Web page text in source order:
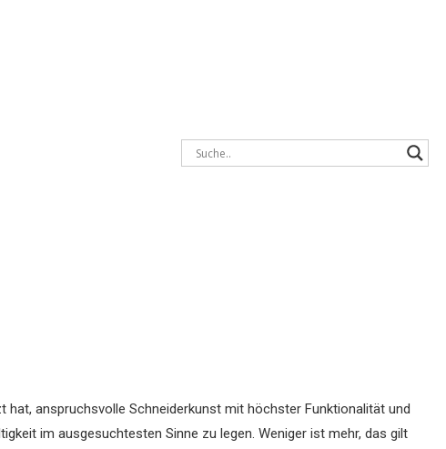
hat, anspruchsvolle Schneiderkunst mit höchster Funktionalität und
im ausgesuchtesten Sinne zu legen.Weniger ist mehr, das gilt